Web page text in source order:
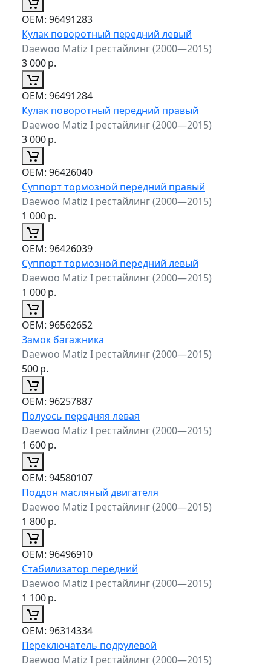
ОЕМ: 96491283
Кулак поворотный передний левый
Daewoo Matiz I рестайлинг (2000—2015)
3 000р.
ОЕМ: 96491284
Кулак поворотный передний правый
Daewoo Matiz I рестайлинг (2000—2015)
3 000р.
ОЕМ: 96426040
Суппорт тормозной передний правый
Daewoo Matiz I рестайлинг (2000—2015)
1 000р.
ОЕМ: 96426039
Суппорт тормозной передний левый
Daewoo Matiz I рестайлинг (2000—2015)
1 000р.
ОЕМ: 96562652
Замок багажника
Daewoo Matiz I рестайлинг (2000—2015)
500р.
ОЕМ: 96257887
Полуось передняя левая
Daewoo Matiz I рестайлинг (2000—2015)
1 600р.
ОЕМ: 94580107
Поддон масляный двигателя
Daewoo Matiz I рестайлинг (2000—2015)
1 800р.
ОЕМ: 96496910
Стабилизатор передний
Daewoo Matiz I рестайлинг (2000—2015)
1 100р.
ОЕМ: 96314334
Переключатель подрулевой
Daewoo Matiz I рестайлинг (2000—2015)